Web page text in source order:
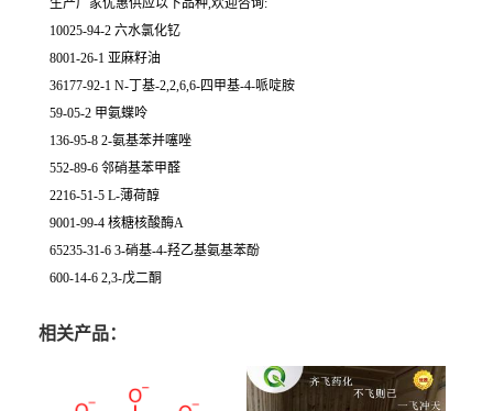
生产厂家优惠供应以下品种,欢迎咨询:
10025-94-2 六水氯化钇
8001-26-1 亚麻籽油
36177-92-1 N-丁基-2,2,6,6-四甲基-4-哌啶胺
59-05-2 甲氨蝶呤
136-95-8 2-氨基苯并噻唑
552-89-6 邻硝基苯甲醛
2216-51-5 L-薄荷醇
9001-99-4 核糖核酸酶A
65235-31-6 3-硝基-4-羟乙基氨基苯酚
600-14-6 2,3-戊二酮
相关产品：